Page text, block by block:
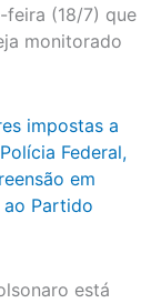
feira (18/7) que
monitorado
impostas a
Federal,
em
Partido
está